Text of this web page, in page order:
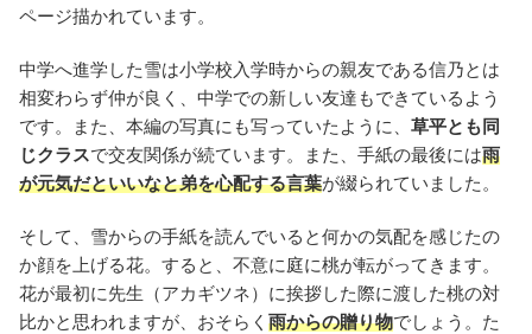
ページ描かれています。
中学へ進学した雪は小学校入学時からの親友である信乃とは
相変わらず仲が良く、中学での新しい友達もできているよう
です。また、本編の写真にも写っていたように、 草平とも同
じクラスで交友関係が続ています。また、手紙の最後には雨
が元気だといいなと弟を心配する言葉が綴られていました。
そして、雪からの手紙を読んでいると何かの気配を感じたの
か顔を上げる花。すると、不意に庭に桃が転がってきます。
花が最初に先生（アカギツネ）に挨拶した際に渡した桃の対
比かと思われますが、おそらく 雨からの贈り物でしょう。た